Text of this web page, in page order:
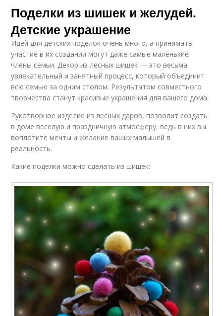
Поделки из шишек и желудей.
Детские украшение
Идей для детских поделок очень много, а принимать
участие в их создании могут даже самые маленькие
члены семьи. Декор из лесных шишек — это весьма
увлекательный и занятный процесс, который объединит
всю семью за одним столом. Результатом совместного
творчества станут красивые украшения для вашего дома.
Рукотворное изделие из лесных даров, позволит создать
в доме веселую и праздничную атмосферу, ведь в них вы
воплотите мечты и желание ваших малышей в
реальность.
Какие поделки можно сделать из шишек: